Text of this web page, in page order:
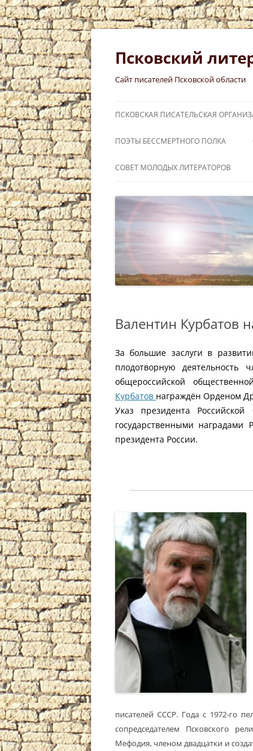
Перейти
Псковский
Сайт писателей Псковской области
ПСКОВСКАЯ ПИСАТЕЛЬСКАЯ
ПОЭТЫ БЕССМЕРТНОГО ПОЛКА
СОВЕТ МОЛОДЫХ ЛИТЕРАТОРОВ
Валентин Курбатов
За большие заслуги в
плодотворную деятельность
общероссийской
Курбатов награждён Орденом
Указ президента
государственными
президента России.
писателей СССР. Года с 1972-го
сопредседателем Псковского
Мефодия, членом двадцатки и